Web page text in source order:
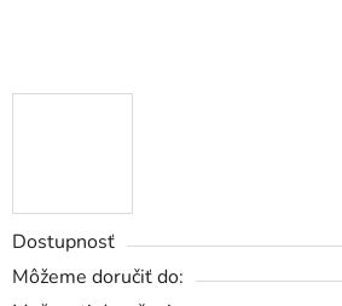
Dostupnosť
Môžeme doručiť do: